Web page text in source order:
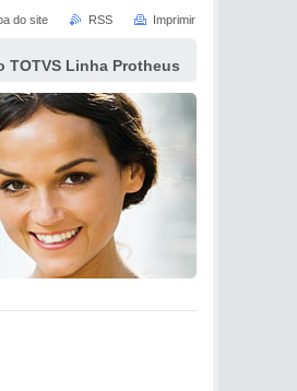
TOTVS Linha Protheus
do site RSS Imprimir